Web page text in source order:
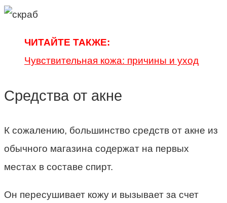
ЧИТАЙТЕ ТАКЖЕ:
Чувствительная кожа: причины и уход
Средства от акне
К сожалению, большинство средств от акне из
обычного магазина содержат на первых
местах в составе спирт.
Он пересушивает кожу и вызывает за счет